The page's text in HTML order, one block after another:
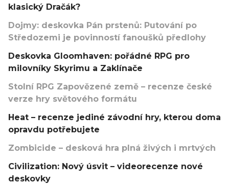
klasický Dračák?
Dojmy: deskovka Pán prstenů: Putování po
Středozemi je povinností fanoušků předlohy
Deskovka Gloomhaven: pořádné RPG pro
milovníky Skyrimu a Zaklínače
Stolní RPG Zapovězené země – recenze české
verze hry světového formátu
Heat – recenze jediné závodní hry, kterou doma
opravdu potřebujete
Zombicide – desková hra plná živých i mrtvých
Civilization: Nový úsvit – videorecenze nové
deskovky